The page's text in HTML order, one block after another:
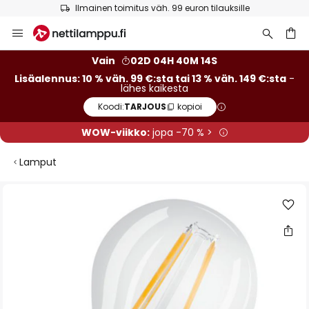
Ilmainen toimitus väh. 99 euron tilauksille
to
Vain
02D 04H 40M 13S
Lisäalennus: 10 % väh. 99 €:sta tai 13 % väh. 149 €:sta -
lähes kaikesta
Koodi:TARJOUS kopioi
WOW-viikko:jopa -70 % >
Lamput